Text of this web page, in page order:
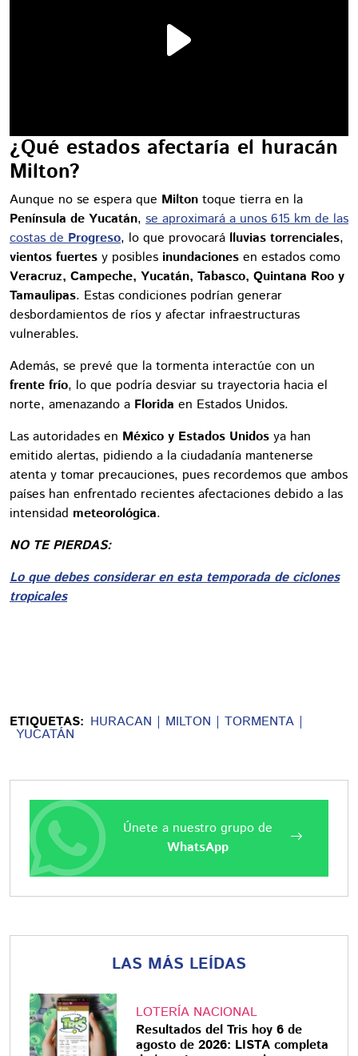
¿Qué estados afectaría el huracán
Milton?
Aunque no se espera que Milton toque tierra en la
Península de Yucatán, se aproximará a unos 615 km de las
costas deProgreso, lo que provocará lluvias torrenciales,
vientos fuertes y posibles inundaciones en estados como
Veracruz, Campeche, Yucatán, Tabasco, Quintana Roo y
Tamaulipas. Estas condiciones podrían generar
desbordamientos de ríos y afectar infraestructuras
vulnerables.
Además, se prevé que la tormenta interactúe con un
frente frío, lo que podría desviar su trayectoria hacia el
norte, amenazando a Florida en Estados Unidos.
Las autoridades en México y Estados Unidos ya han
emitido alertas, pidiendo a la ciudadanía mantenerse
atenta y tomar precauciones, pues recordemos que ambos
países han enfrentado recientes afectaciones debido a las
intensidad meteorológica.
NO TE PIERDAS:
Lo que debes considerar en esta temporada de ciclones
tropicales
ETIQUETAS: HURACAN MILTON TORMENTA
YUCATÁN
Únete a nuestro grupo de
WhatsApp
LAS MÁS LEÍDAS
LOTERÍA NACIONAL
Resultados del Tris hoy 6 de
agosto de 2026: LISTA completa